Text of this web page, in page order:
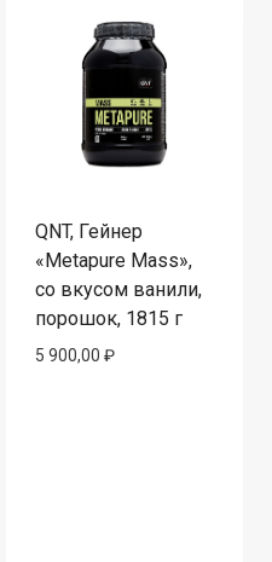
QNT, Гейнер
«Metapure Mass»,
со вкусом ванили,
порошок, 1815 г
5 900,00 ₽